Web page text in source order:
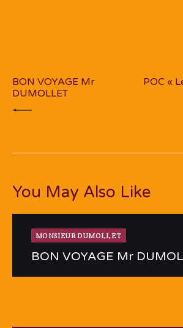
BON VOYAGE Mr
DUMOLLET
POC «
You May Also Like
MONSIEUR DUMOLLET
BON VOYAGE Mr